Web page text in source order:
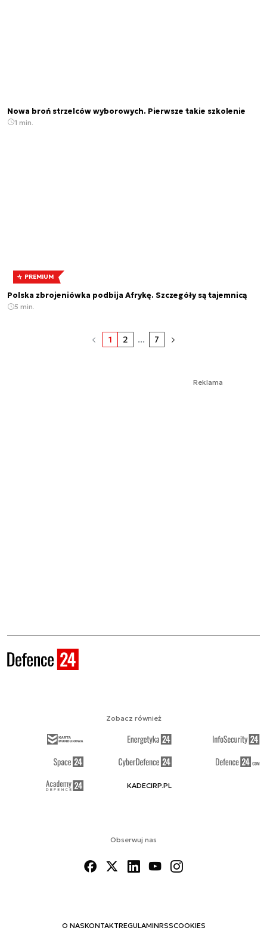
Nowa broń strzelców wyborowych. Pierwsze takie szkolenie
1 min.
PREMIUM
Polska zbrojeniówka podbija Afrykę. Szczegóły są tajemnicą
5 min.
1 2 ... 7
Reklama
Obserwuj nas
O NASKONTAKTREGULAMINRSSCOOKIES
Zobacz również
KADECIRP.PL